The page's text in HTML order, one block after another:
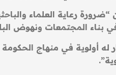
“ضرورة رعاية العلماء
في بناء المجتمعات ونهوض
له أولوية في منهاج